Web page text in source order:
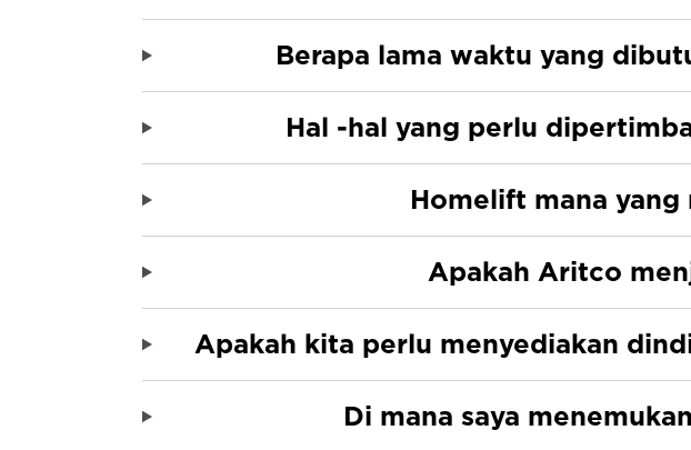
Berapa lama waktu yang
Hal -hal yang perlu
Homelift mana
Apakah Aritco
Apakah kita perlu menyediakan
Di mana saya